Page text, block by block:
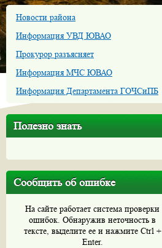
Новости района
Информация УВД ЮВАО
Прокурор разъясняет
Информация МЧС ЮВАО
Информация Департамента ГОЧСиПБ
Полезно знать
Сообщить об ошибке
На сайте работает система проверки
ошибок. Обнаружив неточность в
тексте, выделите ее и нажмите Ctrl +
Enter.